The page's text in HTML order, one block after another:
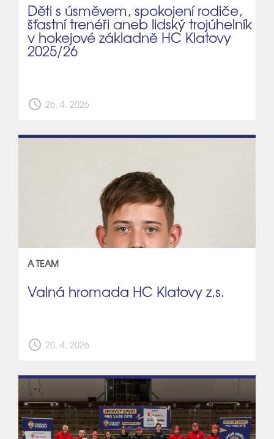
Děti s úsměvem, spokojení rodiče,
šťastní trenéři aneb lidský trojúhelník
v hokejové základně HC Klatovy
2025/26
schedule 26. 4. 2026
A TEAM
Valná hromada HC Klatovy z.s.
schedule 20. 4. 2026